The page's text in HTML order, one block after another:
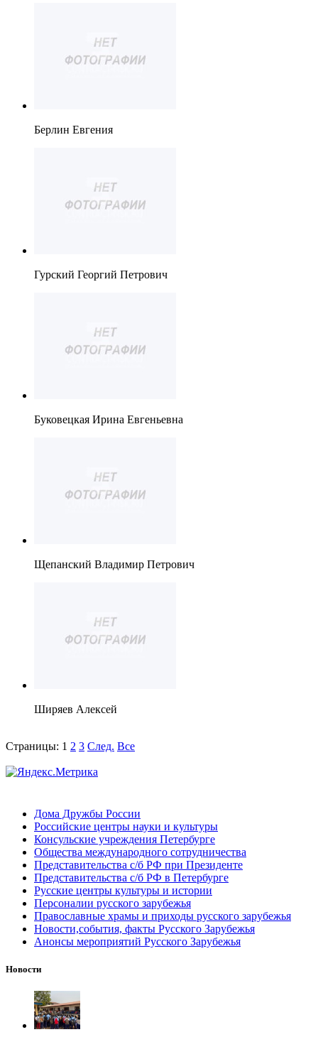
Берлин Евгения
Гурский Георгий Петрович
Буковецкая Ирина Евгеньевна
Щепанский Владимир Петрович
Ширяев Алексей
Страницы: 1 2 3 След. Все
Дома Дружбы России
Российские центры науки и культуры
Консульские учреждения Петербурге
Общества международного сотрудничества
Представительства с/б РФ при Президенте
Представительства с/б РФ в Петербурге
Русские центры культуры и истории
Персоналии русского зарубежья
Православные храмы и приходы русского зарубежья
Новости,события, факты Русского Зарубежья
Анонсы мероприятий Русского Зарубежья
Новости